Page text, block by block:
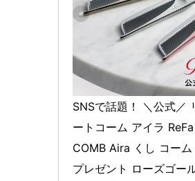
SNSで話題！ ＼公式／
ートコーム アイラ
COMB Aira くし コーム
プレゼント ローズゴー